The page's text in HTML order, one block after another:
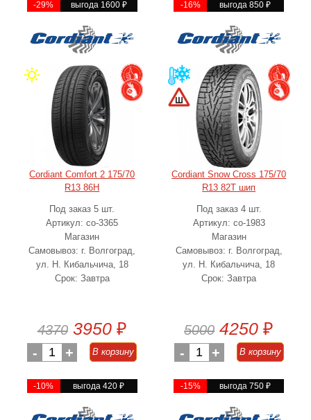
-29% выгода 1600 ₽ -16% выгода 850₽
Cordiant Comfort 2 175/70
R13 86H
Под заказ 5 шт.
Артикул: co-3365
Магазин
Самовывоз: г. Волгоград,
ул. Н. Кибальчича, 18
Срок: Завтра
4370 3950 ₽
- 1 + В корзину
-10% выгода 420₽
Cordiant Snow Cross 175/70
R13 82T шип
Под заказ 4 шт.
Артикул: co-1983
Магазин
Самовывоз: г. Волгоград,
ул. Н. Кибальчича, 18
Срок: Завтра
5000 4250 ₽
- 1 + В корзину
-15% выгода 750₽